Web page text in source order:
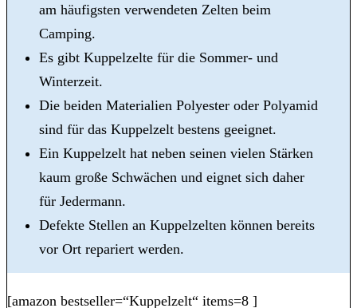
am häufigsten verwendeten Zelten beim
Camping.
Es gibt Kuppelzelte für die Sommer- und
Winterzeit.
Die beiden Materialien Polyester oder Polyamid
sind für das Kuppelzelt bestens geeignet.
Ein Kuppelzelt hat neben seinen vielen Stärken
kaum große Schwächen und eignet sich daher
für Jedermann.
Defekte Stellen an Kuppelzelten können bereits
vor Ort repariert werden.
[amazon bestseller=“Kuppelzelt“ items=8 ]